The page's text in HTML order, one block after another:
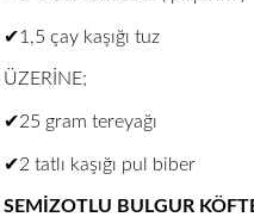
✔1,5 çay kaşığı tuz
ÜZERİNE;
✔25 gram tereyağı
✔2 tatlı kaşığı pul biber
SEMİZOTLU BULGUR